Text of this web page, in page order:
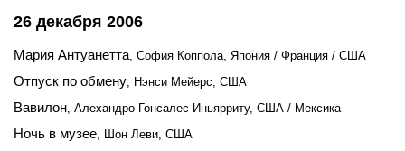
26 декабря 2006
Мария Антуанетта, София Коппола, Япония / Франция / США
Отпуск по обмену, Нэнси Мейерс, США
Вавилон, Алехандро Гонсалес Иньярриту, США / Мексика
Ночь в музее, Шон Леви, США